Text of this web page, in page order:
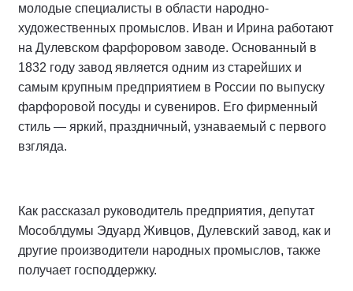
молодые специалисты в области народно-
художественных промыслов. Иван и Ирина работают
на Дулевском фарфоровом заводе. Основанный в
1832 году завод является одним из старейших и
самым крупным предприятием в России по выпуску
фарфоровой посуды и сувениров. Его фирменный
стиль — яркий, праздничный, узнаваемый с первого
взгляда.
Как рассказал руководитель предприятия, депутат
Мособлдумы Эдуард Живцов, Дулевский завод, как и
другие производители народных промыслов, также
получает господдержку.